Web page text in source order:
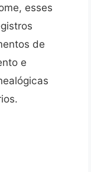
esses
de
e